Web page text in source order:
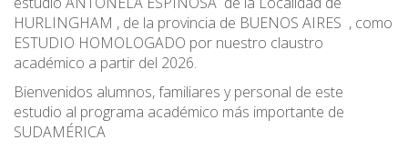
HURLINGHAM , de la provincia de BUENOS AIRES , como
ESTUDIO HOMOLOGADO por nuestro claustro
académico a partir del 2026.
Bienvenidos alumnos, familiares y personal de este
estudio al programa académico más importante de
SUDAMÉRICA